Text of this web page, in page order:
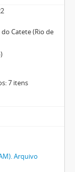
Catete (Rio de
7 itens
Arquivo